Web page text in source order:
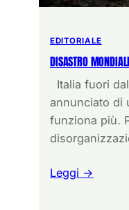
EDITORIALE
DISASTRO
Italia fuori
annunciato di
funziona più.
Leggi →